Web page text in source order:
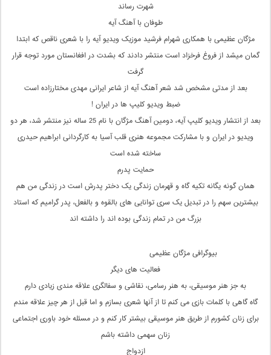
شهرت رساند
طوفان با آهنگ آیه
مژگان عظیمی با همکاری شهرام فرشید موزیک ویدیو آیه را با شعری ناقص که ابتدا
گمان میشد از فروغ فرخزاد است منتشر دادند که بشدت در افغانستان مورد توجه قرار
گرفت
بعد از مدتی مشخص شد شعر آهنگ آیه از شاعر ایرانی مهدی مختارزاده است
ضبط ویدیو کلیپ ها در ایران !
بعد از انتشار ویدیو کلیپ آیه، دومین آهنگ مژگان با نام 25 ساله نیز منتشر شد، هر دو
ویدیو در ایران و با مشارکت مجموعه هنری قلب آسیا به کارگردانی ابراهیم حیدری
ساخته شده است
حمایت پدرم
همان گونه یگانه تکیه گاه و قهرمان زندگی یک دختر پدرش است در زندگی من هم
بیشترین سهم را در تبدیل یک سری توانایی‌ های بالقوه و بالفعل، پدر گرامیم که استاد
بزرگ من در تمام زندگی بوده اند را داشته اند
بیوگرافی مژگان عظیمی
فعالیت های دیگر
به جز هنر موسیقی، به هنر رسامی، نقاشی و سفالگری علاقه‌ مندی زیادی دارم
گاه گاهی با کلمات بازی می‌ کنم تا از آنها شعری بسازم و اما قبل از هر چیز علاقه‌ مندم
برای زنان کشورم از طریق هنر موسیقی بیشتر کار کنم و در مسئله خود باوری اجتماعی
زنان سهمی داشته باشم
ازدواج